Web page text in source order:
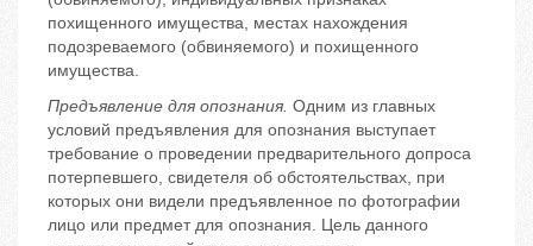
похищенного имущества, местах нахождения
подозреваемого (обвиняемого) и похищенного
имущества.
Предъявление для опознания. Одним из главных
условий предъявления для опознания выступает
требование о проведении предварительного допроса
потерпевшего, свидетеля об обстоятельствах, при
которых они видели предъявленное по фотографии
лицо или предмет для опознания. Цель данного